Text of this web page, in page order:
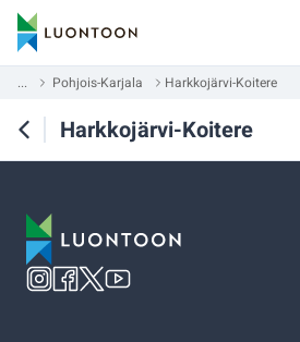
... Pohjois-Karjala Harkkojärvi-Koitere
Harkkojärvi-Koitere